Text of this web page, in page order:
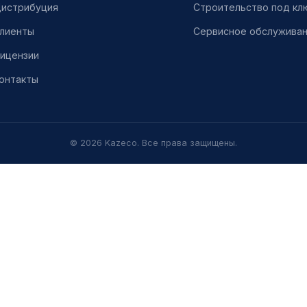
Строительство под
Сервисное
© 2026 Kazeco. Все права защищены.